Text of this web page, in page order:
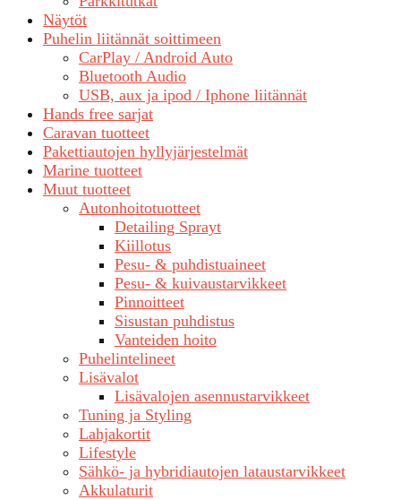
Näytöt
Puhelin liitännät soittimeen
CarPlay / Android Auto
Bluetooth Audio
USB, aux ja ipod / Iphone liitännät
Hands free sarjat
Caravan tuotteet
Pakettiautojen hyllyjärjestelmät
Marine tuotteet
Muut tuotteet
Autonhoitotuotteet
Detailing Sprayt
Kiillotus
Pesu- & puhdistuaineet
Pesu- & kuivaustarvikkeet
Pinnoitteet
Sisustan puhdistus
Vanteiden hoito
Puhelintelineet
Lisävalot
Lisävalojen asennustarvikkeet
Tuning ja Styling
Lahjakortit
Lifestyle
Sähkö- ja hybridiautojen lataustarvikkeet
Akkulaturit